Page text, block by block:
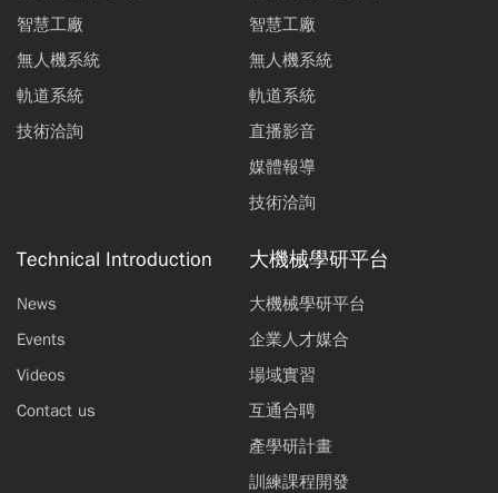
智慧工廠
無人機系統
軌道系統
技術洽詢
智慧工廠
無人機系統
軌道系統
直播影音
媒體報導
技術洽詢
Technical Introduction
News
Events
Videos
Contact us
大機械學研平台
大機械學研平台
企業人才媒合
場域實習
互通合聘
產學研計畫
訓練課程開發